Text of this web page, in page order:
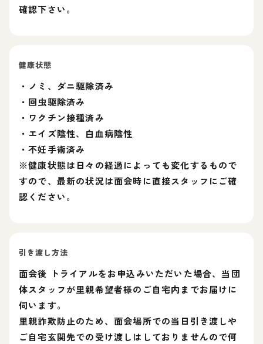
確認下さい。
健康状態
・ノミ、ダニ駆除済み
・回虫駆除済み
・ワクチン接種済み
・エイズ陰性、白血病陰性
・不妊手術済み
※健康状態は日々の経過によっても変化するもので
すので、最新の状況は面会時に直接スタッフにご確
認ください。
引き渡し方法
面会後 トライアルをお申込みいただいた場合、当団
体スタッフが里親希望者様のご自宅内までお届けに
伺います。
里親詐欺防止のため、面会場所での当日引き渡しや
ご自宅玄関先での受け渡しはしておりませんので何